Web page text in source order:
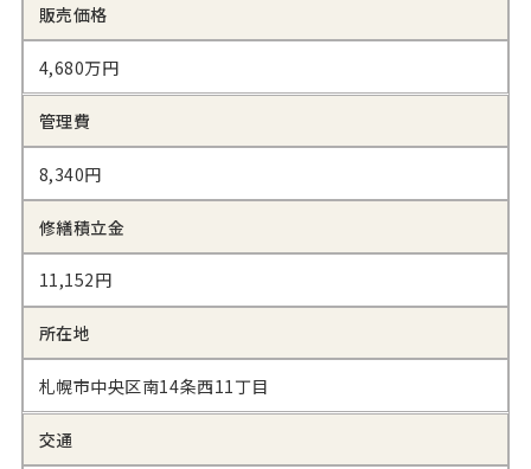
販売価格
4,680万円
管理費
8,340円
修繕積立金
11,152円
所在地
札幌市中央区南14条西11丁目
交通